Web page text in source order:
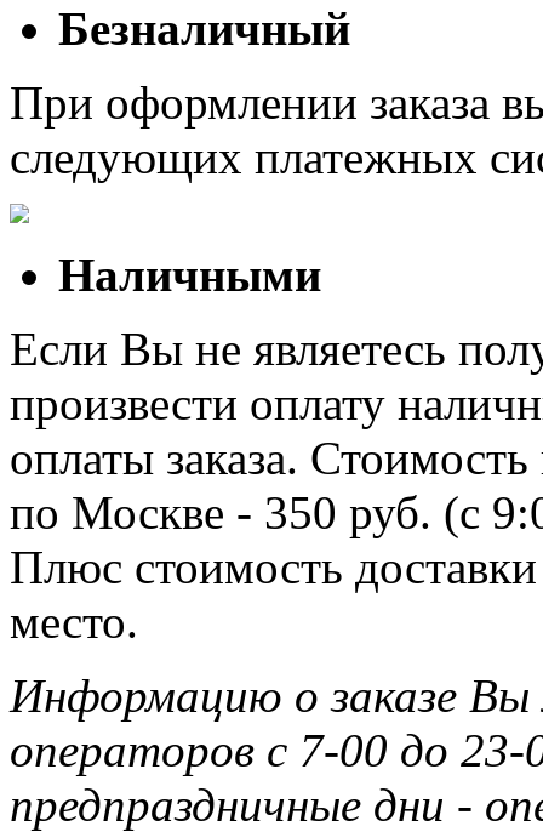
Безналичный
При оформлении заказа
следующих платежных
Наличными
Если Вы не являетесь
произвести оплату
оплаты заказа.
по Москве - 350 руб. (с
Плюс стоимость
место.
Информацию о заказе
операторов с 7-00 до 23-
предпраздничные дни -